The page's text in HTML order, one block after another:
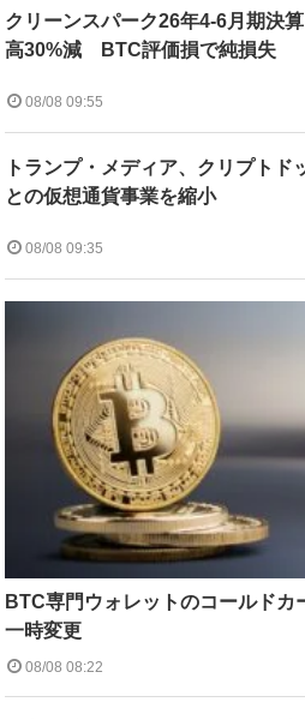
クリーンスパーク26年4-6月期決
高30%減 BTC評価損で純損失
08/08 09:55
トランプ・メディア、クリプトド
との仮想通貨事業を縮小
08/08 09:35
BTC専門ウォレットのコールドカ
一時変更
08/08 08:22